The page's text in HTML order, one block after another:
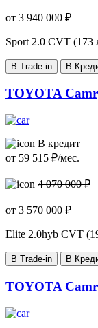
от 3 940 000 ₽
Sport 2.0 CVT (173
В Trade-in В
TOYOTA
В кредит
от 59 515 ₽/мес.
4 070 000 ₽
от 3 570 000 ₽
Elite 2.0hyb CVT
В Trade-in В
TOYOTA